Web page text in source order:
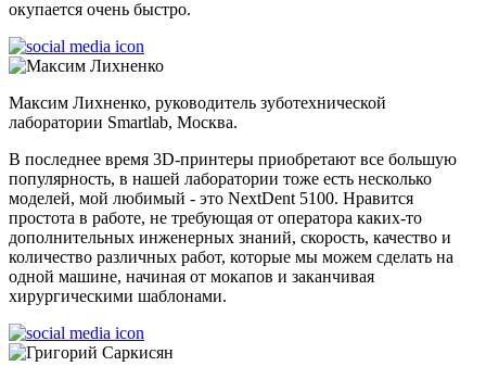
окупается очень быстро.
Максим Лихненко, руководитель зуботехнической
лаборатории Smartlab, Москва.
В последнее время 3D-принтеры приобретают все большую
популярность, в нашей лаборатории тоже есть несколько
моделей, мой любимый - это NextDent 5100. Нравится
простота в работе, не требующая от оператора каких-то
дополнительных инженерных знаний, скорость, качество и
количество различных работ, которые мы можем сделать на
одной машине, начиная от мокапов и заканчивая
хирургическими шаблонами.